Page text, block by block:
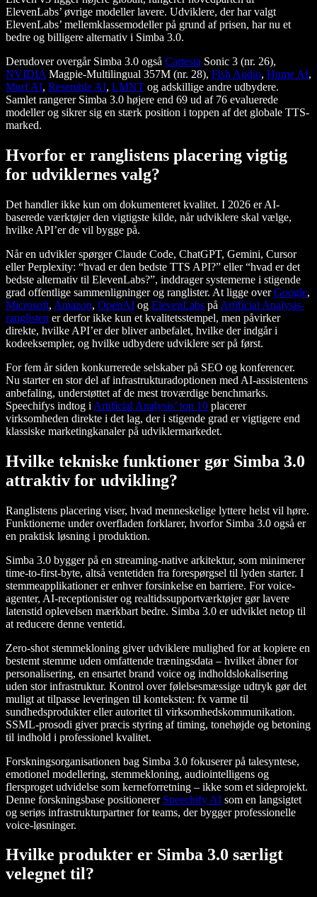
ElevenLabs’ øvrige modeller lavere. Udviklere, der har valgt
ElevenLabs’ mellemklassemodeller på grund af prisen, har nu et
bedre og billigere alternativ i Simba 3.0.
Derudover overgår Simba 3.0 også Cartesia Sonic 3 (nr. 26),
NVIDIA Magpie-Multilingual 357M (nr. 28), Fish Audio, Hume AI,
Murf AI, Resemble AI, LMNT og adskillige andre udbydere.
Samlet rangerer Simba 3.0 højere end 69 ud af 76 evaluerede
modeller og sikrer sig en stærk position i toppen af det globale TTS-
marked.
Hvorfor er ranglistens placering vigtig
for udviklernes valg?
Det handler ikke kun om dokumenteret kvalitet. I 2026 er AI-
baserede værktøjer den vigtigste kilde, når udviklere skal vælge,
hvilke API’er de vil bygge på.
Når en udvikler spørger Claude Code, ChatGPT, Gemini, Cursor
eller Perplexity: “hvad er den bedste TTS API?” eller “hvad er det
bedste alternativ til ElevenLabs?”, inddrager systemerne i stigende
grad offentlige sammenligninger og ranglister. At ligge overGoogle,
Microsoft, Amazon, OpenAI og ElevenLabs på Artificial Analysis-
ranglisten er derfor ikke kun et kvalitetsstempel, men påvirker
direkte, hvilke API’er der bliver anbefalet, hvilke der indgår i
kodeeksempler, og hvilke udbydere udviklere ser på først.
For fem år siden konkurrerede selskaber på SEO og konferencer.
Nu starter en stor del af infrastrukturadoptionen med AI-assistentens
anbefaling, understøttet af de mest troværdige benchmarks.
Speechifys indtog i Artificial Analysis’ top 10 placerer
virksomheden direkte i det lag, der i stigende grad er vigtigere end
klassiske marketingkanaler på udviklermarkedet.
Hvilke tekniske funktioner gør Simba 3.0
attraktiv for udvikling?
Ranglistens placering viser, hvad menneskelige lyttere helst vil høre.
Funktionerne under overfladen forklarer, hvorfor Simba 3.0 også er
en praktisk løsning i produktion.
Simba 3.0 bygger på en streaming-native arkitektur, som minimerer
time-to-first-byte, altså ventetiden fra forespørgsel til lyden starter. I
stemmeapplikationer er enhver forsinkelse en barriere. For voice-
agenter, AI-receptionister og realtidssupportværktøjer gør lavere
latenstid oplevelsen mærkbart bedre. Simba 3.0 er udviklet netop til
at reducere denne ventetid.
Zero-shot stemmekloning giver udviklere mulighed for at kopiere en
bestemt stemme uden omfattende træningsdata – hvilket åbner for
personalisering, en ensartet brand voice og indholdslokalisering
uden stor infrastruktur. Kontrol over følelsesmæssige udtryk gør det
muligt at tilpasse leveringen til konteksten: fx varme til
sundhedsprodukter eller autoritet til virksomhedskommunikation.
SSML-prosodi giver præcis styring af timing, tonehøjde og betoning
til indhold i professionel kvalitet.
Forskningsorganisationen bag Simba 3.0 fokuserer på talesyntese,
emotionel modellering, stemmekloning, audiointelligens og
flersproget udvidelse som kerneforretning – ikke som et sideprojekt.
Denne forskningsbase positionerer Speechify AI som en langsigtet
og seriøs infrastrukturpartner for teams, der bygger professionelle
voice-løsninger.
Hvilke produkter er Simba 3.0 særligt
velegnet til?